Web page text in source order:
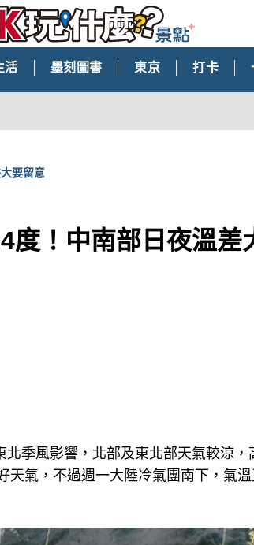
活 墨刻圖書 東京 打卡
要留意
度！中南部日夜溫差
季風影響，北部及東北部天氣較涼，
天氣，不過週一大陸冷氣團南下，氣